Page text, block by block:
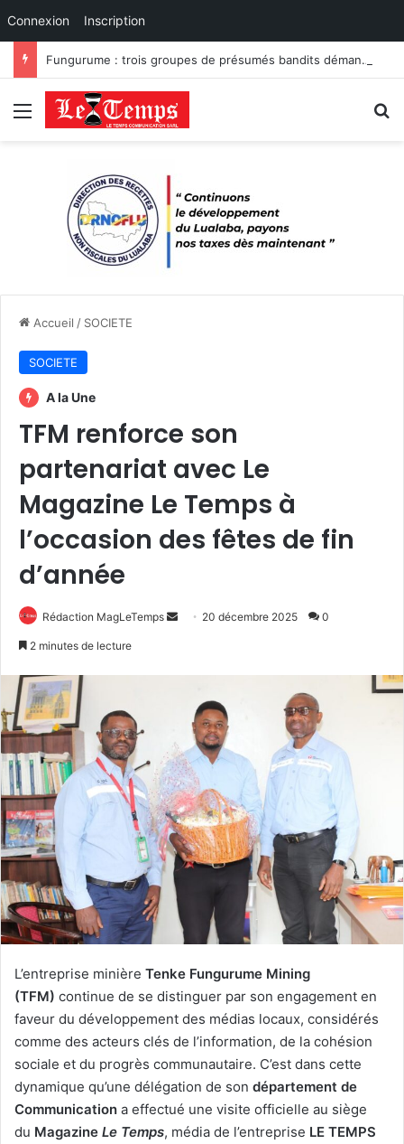
Connexion Inscription
Fungurume : trois groupes de présumés bandits démantelés à Tenke, Kafwaya et Fungurume.
Menu
Accueil / SOCIETE
SOCIETE
A la Une
TFM renforce son
partenariat avec Le
Magazine Le Temps à
l’occasion des fêtes de fin
d’année
Rédaction MagLeTemps
Envoyer20 décembre 2025 0
2 minutes de lecture
L’entreprise minière Tenke Fungurume Mining
(TFM) continue de se distinguer par son engagement en
faveur du développement des médias locaux, considérés
comme des acteurs clés de l’information, de la cohésion
sociale et du progrès communautaire. C’est dans cette
dynamique qu’une délégation de son département de
Communication a effectué une visite officielle au siège
du Magazine Le Temps, média de l’entreprise LE TEMPS